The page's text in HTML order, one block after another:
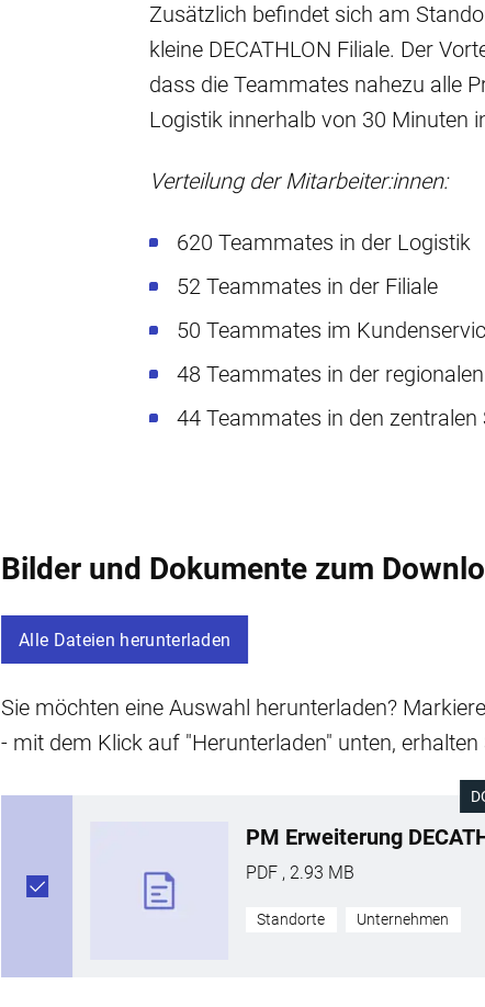
Zusätzlich befindet sich am
kleine DECATHLON Filiale. Der
dass die Teammates nahezu alle
Logistik innerhalb von 30 Minuten
Verteilung der Mitarbeiter:innen:
620 Teammates in der Logistik
52 Teammates in der Filiale
50 Teammates im
48 Teammates in der
44 Teammates in den zentralen
Bilder und Dokumente zum
Alle Dateien herunterladen
Sie möchten eine Auswahl herunterladen?
- mit dem Klick auf "Herunterladen" unten, erhalten
PM Erweiterung
PDF , 2.93 MB
Standorte Unternehmen